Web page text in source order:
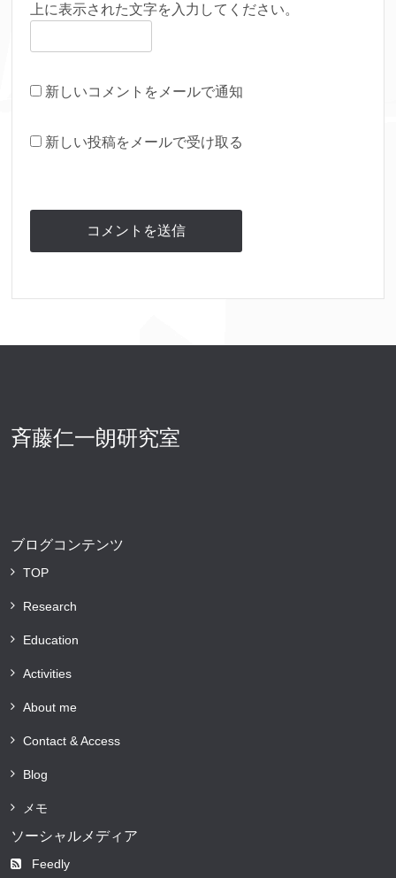
上に表示された文字を入力してください。
新しいコメントをメールで通知
新しい投稿をメールで受け取る
斉藤仁一朗研究室
ブログコンテンツ
TOP
Research
Education
Activities
About me
Contact & Access
Blog
メモ
ソーシャルメディア
Feedly